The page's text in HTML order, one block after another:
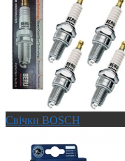
Свічки BOSCH